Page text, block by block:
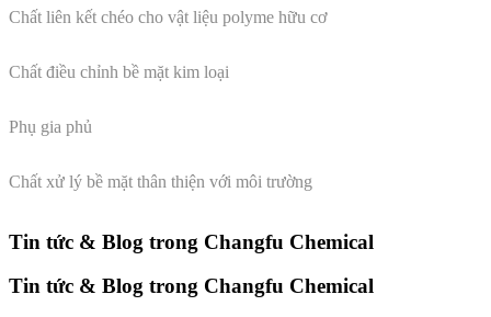
Chất liên kết chéo cho vật liệu polyme hữu cơ
Chất điều chỉnh bề mặt kim loại
Phụ gia phủ
Chất xử lý bề mặt thân thiện với môi trường
Tin tức & Blog trong Changfu Chemical
Tin tức & Blog trong Changfu Chemical